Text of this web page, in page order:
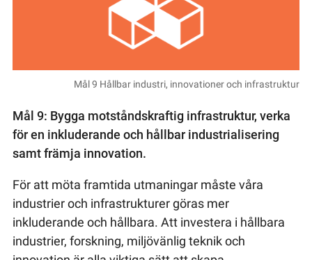
Mål 9 Hållbar industri, innovationer och infrastruktur
Mål 9: Bygga motståndskraftig infrastruktur, verka
för en inkluderande och hållbar industrialisering
samt främja innovation.
För att möta framtida utmaningar måste våra
industrier och infrastrukturer göras mer
inkluderande och hållbara. Att investera i hållbara
industrier, forskning, miljövänlig teknik och